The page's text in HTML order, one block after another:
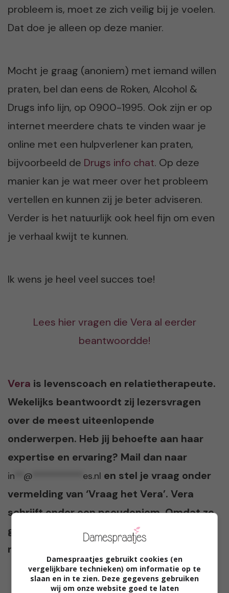
probleem is, moet ze zich veilig bij je voelen.
Dat doe je alleen op deze manier.
Mocht je graag (anoniem) met iemand willen
praten, bel dan eens de Roken, Alcohol &
Drugs info lijn, op 0900-1995. Ook zijn er op
internet meerdere chats te vinden waar je
online met een hulpverlener kan praten,
bijvoorbeeld de Drugs info chat. Op deze
manier kan je wat meer over het probleem
vertellen en kunnen zij je beter adviseren.
Verder is het natuurlijk ook heel fijn om even
je verhaal kwijt te kunnen.
Ik wens je heel veel succes toe!
Lees hier vragen die Vera al eerder
beantwoordde!
Vera is levenscoach en relatietherapeute.
Wekelijks beantwoordt zij lezersvragen
over de meest uiteenlopende
onderwerpen. Heb jij behoefte aan haar
expertise en ervaring? Mail dan naar
in @ es.nl en stel je vraag onder
vermelding van ‘Vraag het Vera’. Vera
schrijft onder een pseudoniem. Omdat ze
graag anoniem wil blijven gebruikt zij ook
niet haar eigen foto.
Damespraatjes gebruikt cookies (en
vergelijkbare technieken) om informatie op te
slaan en in te zien. Deze gegevens gebruiken
wij om onze website goed te laten